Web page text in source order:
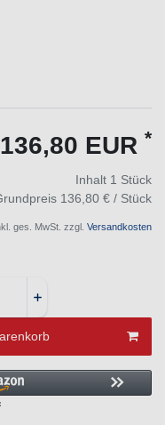
136,80 EUR *
Inhalt 1 Stück
136,80 € / Stück
ges. MwSt. zzgl. Versandkosten